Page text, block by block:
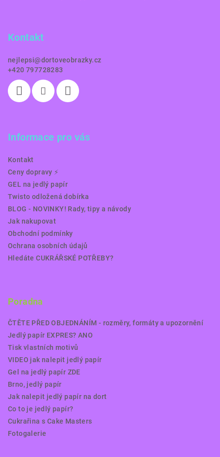
Kontakt
nejlepsi@dortoveobrazky.cz
+420 797728283
Informace pro vás
Kontakt
Ceny dopravy ⚡️
GEL na jedlý papír
Twisto odložená dobírka
BLOG - NOVINKY! Rady, tipy a návody
Jak nakupovat
Obchodní podmínky
Ochrana osobních údajů
Hledáte CUKRÁŘSKÉ POTŘEBY?
Poradna
ČTĚTE PŘED OBJEDNÁNÍM - rozměry, formáty a upozornění
Jedlý papír EXPRES? ANO
Tisk vlastních motivů
VIDEO jak nalepit jedlý papír
Gel na jedlý papír ZDE
Brno, jedlý papír
Jak nalepit jedlý papír na dort
Co to je jedlý papír?
Cukrařina s Cake Masters
Fotogalerie